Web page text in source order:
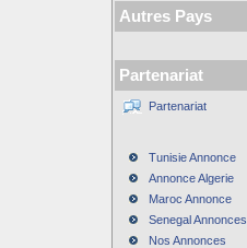
Autres Pays
Partenariat
Partenariat
Tunisie Annonce
Annonce Algerie
Maroc Annonce
Senegal Annonces
Nos Annonces